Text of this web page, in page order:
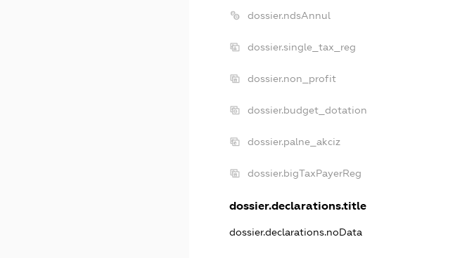
dossier.ndsAnnul
dossier.single_tax_reg
dossier.non_profit
dossier.budget_dotation
dossier.palne_akciz
dossier.bigTaxPayerReg
dossier.declarations.title
dossier.declarations.noData